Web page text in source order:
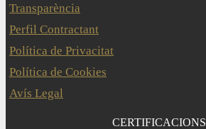
Transparència
Perfil Contractant
Política de Privacitat
Política de Cookies
Avís Legal
CERTIFICACIONS